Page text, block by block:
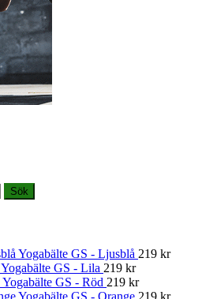
Sök
Yogabälte GS - Ljusblå 219 kr
Yogabälte GS - Lila 219 kr
Yogabälte GS - Röd 219 kr
Yogabälte GS - Orange 219 kr